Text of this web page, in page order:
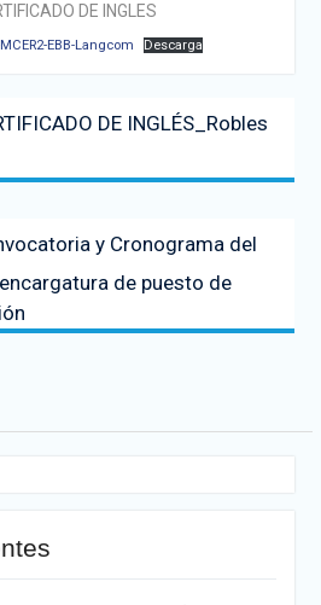
DE INGLES
EBB-Langcom Descarga
DE INGLÉS_Robles
y Cronograma del
de puesto de